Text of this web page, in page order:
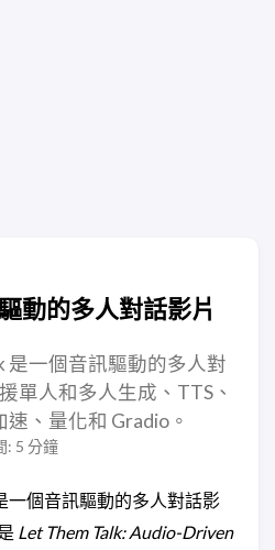
動的多人對話影片
一個音訊驅動的多人對
單人和多人生成、TTS、
、量化和 Gradio。
: 5 分鐘
一個音訊驅動的多人對話影
Let Them Talk: Audio-Driven